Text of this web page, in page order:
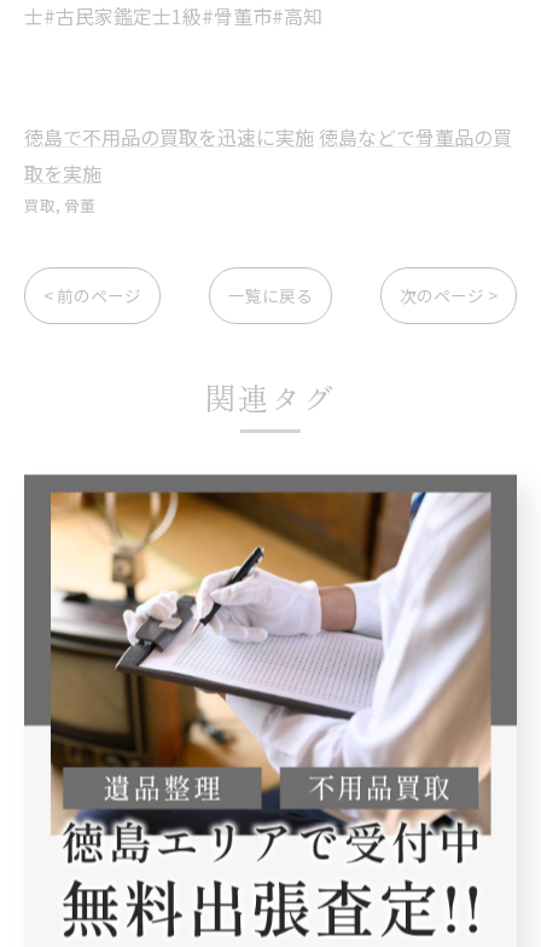
士#古民家鑑定士1級#骨董市#高知
徳島で不用品の買取を迅速に実施 徳島などで骨董品の買
取を実施
買取 骨董
< 前のページ 一覧に戻る 次のページ >
関連タグ
#古美術 #遺品整理
カテゴリー Categories
全てのカテゴリー
買取
生前整理
不用品
骨董
片付け